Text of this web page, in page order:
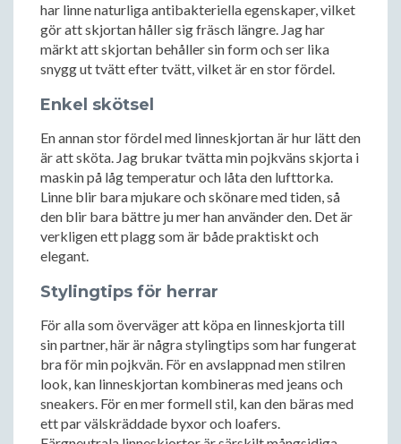
har linne naturliga antibakteriella egenskaper, vilket
gör att skjortan håller sig fräsch längre. Jag har
märkt att skjortan behåller sin form och ser lika
snygg ut tvätt efter tvätt, vilket är en stor fördel.
Enkel skötsel
En annan stor fördel med linneskjortan är hur lätt den
är att sköta. Jag brukar tvätta min pojkväns skjorta i
maskin på låg temperatur och låta den lufttorka.
Linne blir bara mjukare och skönare med tiden, så
den blir bara bättre ju mer han använder den. Det är
verkligen ett plagg som är både praktiskt och
elegant.
Stylingtips för herrar
För alla som överväger att köpa en linneskjorta till
sin partner, här är några stylingtips som har fungerat
bra för min pojkvän. För en avslappnad men stilren
look, kan linneskjortan kombineras med jeans och
sneakers. För en mer formell stil, kan den bäras med
ett par välskräddade byxor och loafers.